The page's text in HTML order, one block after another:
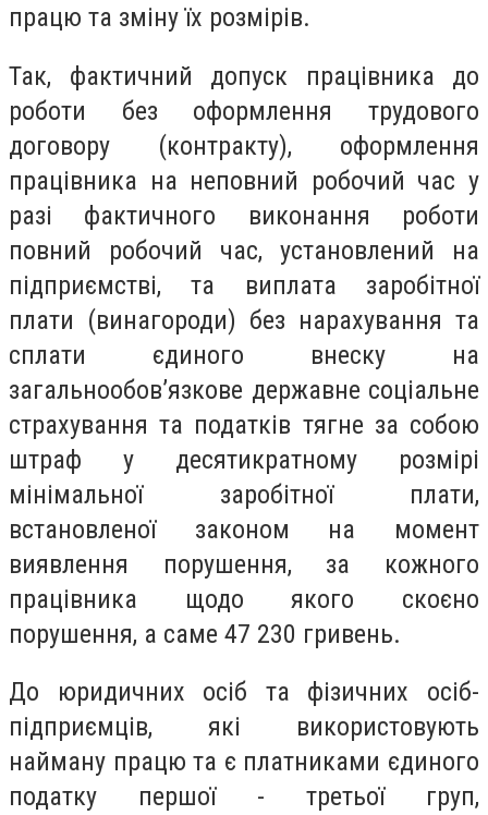
працю та зміну їх розмірів.
Так, фактичний допуск працівника до
роботи без оформлення трудового
договору (контракту), оформлення
працівника на неповний робочий час у
разі фактичного виконання роботи
повний робочий час, установлений на
підприємстві, та виплата заробітної
плати (винагороди) без нарахування та
сплати єдиного внеску на
загальнообов’язкове державне соціальне
страхування та податків тягне за собою
штраф у десятикратному розмірі
мінімальної заробітної плати,
встановленої законом на момент
виявлення порушення, за кожного
працівника щодо якого скоєно
порушення, а саме 47 230 гривень.
До юридичних осіб та фізичних осіб-
підприємців, які використовують
найману працю та є платниками єдиного
податку першої - третьої груп,